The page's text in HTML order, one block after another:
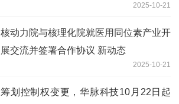
2025-10-21
核动力院与核理化院就医用同位素产业开
展交流并签署合作协议 新动态
2025-10-21
筹划控制权变更，华脉科技10月22日起